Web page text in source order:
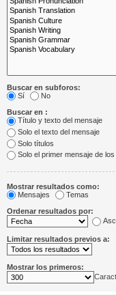
Buscar en subforos:
Sí
No
Buscar en :
Título y texto del mensaje
Solo el texto del mensaje
Solo títulos
Solo el primer mensaje de los
Mostrar resultados como:
Mensajes
Temas
Ordenar resultados por:
Limitar resultados previos a:
Mostrar los primeros: